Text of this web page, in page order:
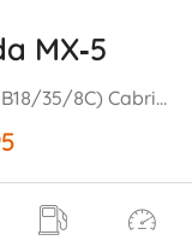
MX‑5
MX-5 (NB18/35/8C) Cabrio 1.6i 16V (B6MC(Euro 2)) [81kW] (05-1998/10-2= 005)